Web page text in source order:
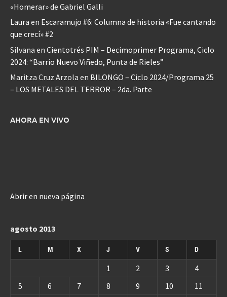
«Homerar» de Gabriel Galli
Laura en Escaramujo #6: Columna de historia «Fue cantando
que crecí» #2
Silvana en Cientotrés PIM – Decimoprimer Programa, Ciclo
2024: “Barrio Nuevo Viñedo, Punta de Rieles”
Maritza Cruz Arzola en BILONGO – Ciclo 2024/Programa 25
– LOS METALES DEL TERROR – 2da. Parte
AHORA EN VIVO
Abrir en nueva página
agosto 2013
L M X J V S D
1 2 3
4
5
6 7 8 9 10 11